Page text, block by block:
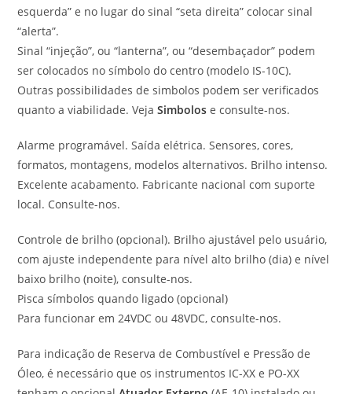
esquerda” e no lugar do sinal “seta direita” colocar sinal
“alerta”.
Sinal “injeção”, ou “lanterna”, ou “desembaçador” podem
ser colocados no símbolo do centro (modelo IS-10C).
Outras possibilidades de simbolos podem ser verificados
quanto a viabilidade. VejaSimbolos e consulte-nos.
Alarme programável. Saída elétrica. Sensores, cores,
formatos, montagens, modelos alternativos. Brilho intenso.
Excelente acabamento. Fabricante nacional com suporte
local. Consulte-nos.
Controle de brilho (opcional). Brilho ajustável pelo usuário,
com ajuste independente para nível alto brilho (dia) e nível
baixo brilho (noite), consulte-nos.
Pisca símbolos quando ligado (opcional)
Para funcionar em 24VDC ou 48VDC, consulte-nos.
Para indicação de Reserva de Combustível e Pressão de
Óleo, é necessário que os instrumentos IC-XX e PO-XX